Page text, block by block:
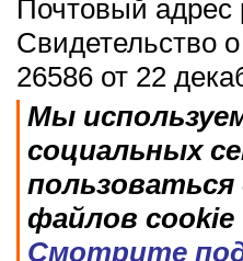
Почтовый адрес
Свидетельство
26586 от 22
Мы
социальных
файлов
Смотрите